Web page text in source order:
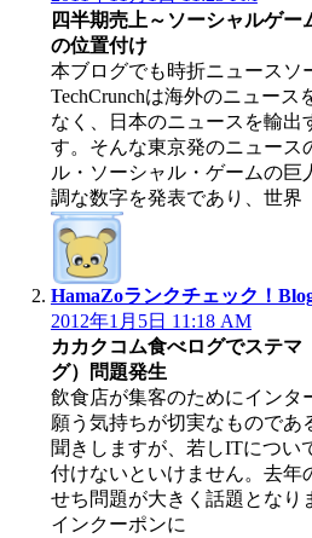
四半期売上～ソーシャルゲー
の位置付け
本ブログでも時折ニュースソ
TechCrunchは海外のニュー
なく、日本のニュースを輸出
す。そんな東京発のニュース
ル・ソーシャル・ゲームの巨
調な数字を発表であり、世界
HamaZoランクチェック！
2012年1月5日 11:18 AM
カカクコム食べログでステマ
グ）問題発生
飲食店が集客のためにインタ
願う気持ちが切実なものであ
聞きしますが、若しITについ
付けないといけません。去年
せち問題が大きく話題となり
インクーポンに